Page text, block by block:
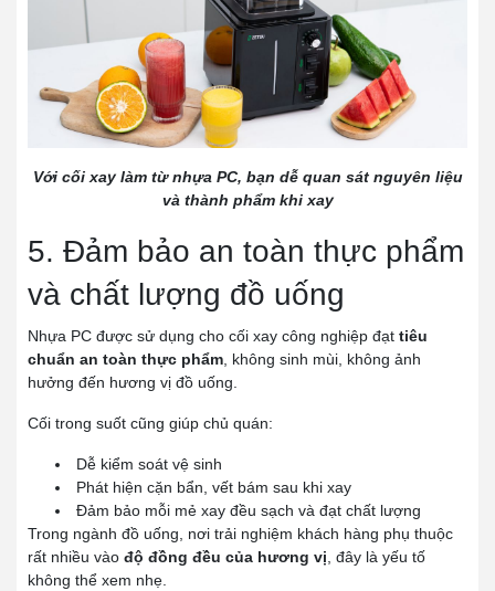
Với cối xay làm từ nhựa PC, bạn dễ quan sát nguyên liệu
và thành phẩm khi xay
5. Đảm bảo an toàn thực phẩm
và chất lượng đồ uống
Nhựa PC được sử dụng cho cối xay công nghiệp đạt tiêu
chuẩn an toàn thực phẩm, không sinh mùi, không ảnh
hưởng đến hương vị đồ uống.
Cối trong suốt cũng giúp chủ quán:
Dễ kiểm soát vệ sinh
Phát hiện cặn bẩn, vết bám sau khi xay
Đảm bảo mỗi mẻ xay đều sạch và đạt chất lượng
Trong ngành đồ uống, nơi trải nghiệm khách hàng phụ thuộc
rất nhiều vào độ đồng đều của hương vị, đây là yếu tố
không thể xem nhẹ.